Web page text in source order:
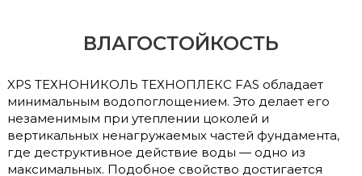
ВЛАГОСТОЙКОСТЬ
XPS ТЕХНОНИКОЛЬ ТЕХНОПЛЕКС FAS обладает
минимальным водопоглощением. Это делает его
незаменимым при утеплении цоколей и
вертикальных ненагружаемых частей фундамента,
где деструктивное действие воды — одно из
максимальных. Подобное свойство достигается